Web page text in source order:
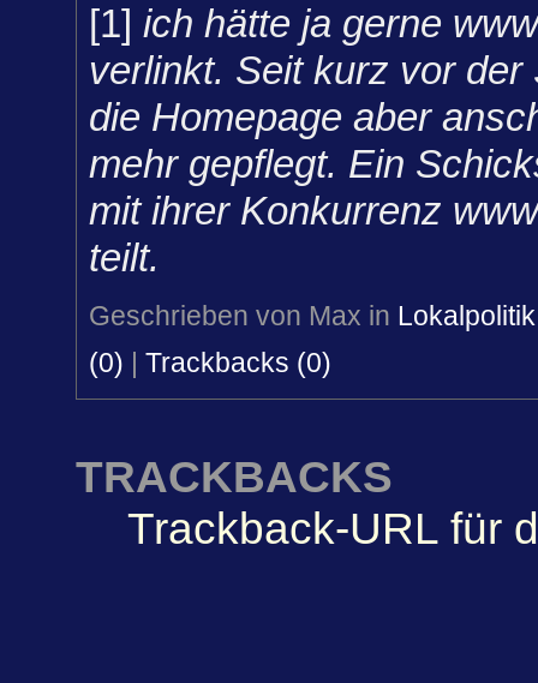
[1] ich hätte ja gerne
verlinkt. Seit kurz vor der
die Homepage aber
mehr gepflegt. Ein
mit ihrer Konkurrenz
teilt.
Geschrieben von Max in Lokalpolitik
(0)
Trackbacks (0)
TRACKBACKS
Trackback-URL für